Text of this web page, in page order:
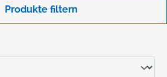
Produkte filtern